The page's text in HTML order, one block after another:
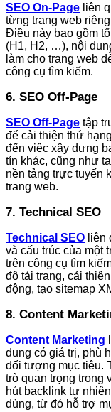
SEO On-Page liên
từng trang web
Điều này bao gồm
(H1, H2, …), nội
làm cho trang web
công cụ tìm kiếm.
6. SEO Off-Page
SEO Off-Page tập
để cải thiện thứ
đến việc xây dựng
tín khác, cũng như
nền tảng trực tuyến
trang web.
7. Technical SEO
Technical SEO liên
và cấu trúc của một
trên công cụ tìm
độ tải trang, cải
động, tạo sitemap
8. Content
Content Marketing
dung có giá trị, phù
đối tượng mục tiêu.
trò quan trọng trong
hút backlink tự
dùng, từ đó hỗ trợ